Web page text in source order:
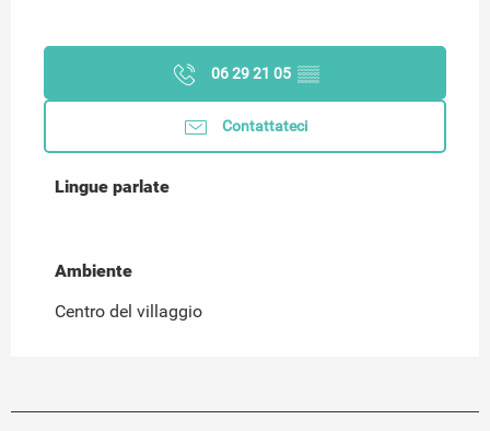
06 29 21 05 ▒▒
Contattateci
Lingue parlate
Lingue parlate
Ambiente
Ambiente
Centro del villaggio